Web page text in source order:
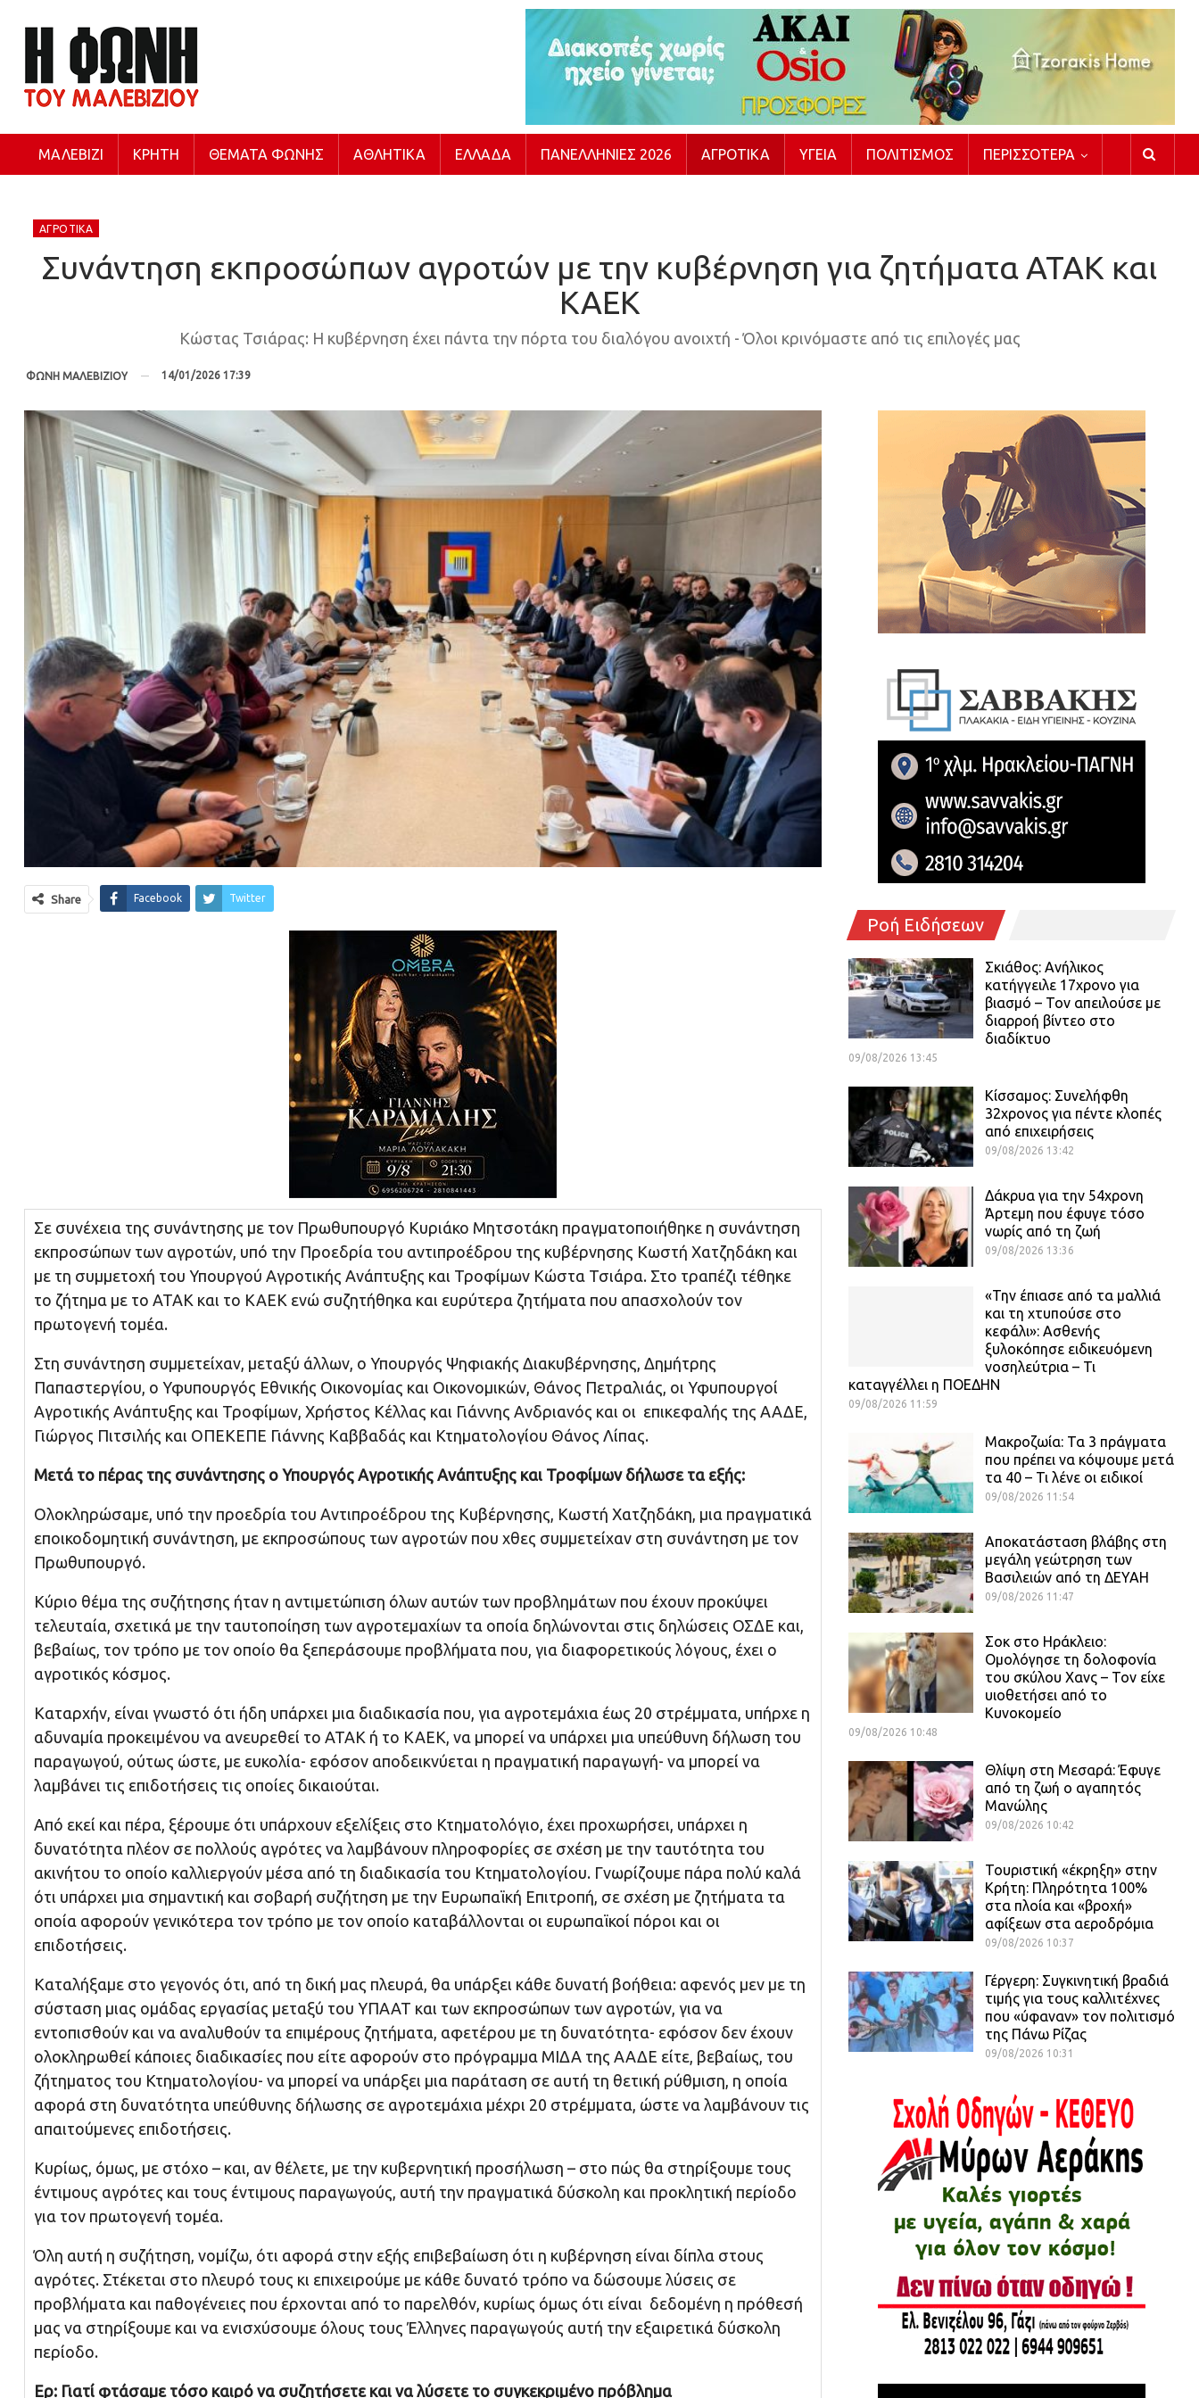
ΜΑΛΕΒΊΖΙ ΚΡΉΤΗ ΘΈΜΑΤΑ ΦΩΝΉΣ ΑΘΛΗΤΙΚΆ ΕΛΛΆΔΑ ΠΑΝΕΛΛΉΝΙΕΣ 2026 ΑΓΡΟΤΙΚΆ ΥΓΕΊΑ ΠΟΛΙΤΙΣΜΌΣ ΠΕΡΙΣΣΌΤΕΡΑ
ΑΓΡΟΤΙΚΆ
Συνάντηση εκπροσώπων αγροτών με την κυβέρνηση για ζητήματα ΑΤΑΚ και
ΚΑΕΚ
Κώστας Τσιάρας: Η κυβέρνηση έχει πάντα την πόρτα του διαλόγου ανοιχτή - Όλοι κρινόμαστε από τις επιλογές μας
ΦΩΝΗ ΜΑΛΕΒΙΖΙΟΥ 14/01/2026 17:39
Share Facebook Twitter
Σε συνέχεια της συνάντησης με τον Πρωθυπουργό Κυριάκο Μητσοτάκη πραγματοποιήθηκε η συνάντηση
εκπροσώπων των αγροτών, υπό την Προεδρία του αντιπροέδρου της κυβέρνησης Κωστή Χατζηδάκη και
με τη συμμετοχή του Υπουργού Αγροτικής Ανάπτυξης και Τροφίμων Κώστα Τσιάρα. Στο τραπέζι τέθηκε
το ζήτημα με το ΑΤΑΚ και το ΚΑΕΚ ενώ συζητήθηκα και ευρύτερα ζητήματα που απασχολούν τον
πρωτογενή τομέα.
Στη συνάντηση συμμετείχαν, μεταξύ άλλων, ο Υπουργός Ψηφιακής Διακυβέρνησης, Δημήτρης
Παπαστεργίου, ο Υφυπουργός Εθνικής Οικονομίας και Οικονομικών, Θάνος Πετραλιάς, οι Υφυπουργοί
Αγροτικής Ανάπτυξης και Τροφίμων, Χρήστος Κέλλας και Γιάννης Ανδριανός και οι επικεφαλής της ΑΑΔΕ,
Γιώργος Πιτσιλής και ΟΠΕΚΕΠΕ Γιάννης Καββαδάς και Κτηματολογίου Θάνος Λίπας.
Μετά το πέρας της συνάντησης ο Υπουργός Αγροτικής Ανάπτυξης και Τροφίμων δήλωσε τα εξής:
Ολοκληρώσαμε, υπό την προεδρία του Αντιπροέδρου της Κυβέρνησης, Κωστή Χατζηδάκη, μια πραγματικά
εποικοδομητική συνάντηση, με εκπροσώπους των αγροτών που χθες συμμετείχαν στη συνάντηση με τον
Πρωθυπουργό.
Κύριο θέμα της συζήτησης ήταν η αντιμετώπιση όλων αυτών των προβλημάτων που έχουν προκύψει
τελευταία, σχετικά με την ταυτοποίηση των αγροτεμαχίων τα οποία δηλώνονται στις δηλώσεις ΟΣΔΕ και,
βεβαίως, τον τρόπο με τον οποίο θα ξεπεράσουμε προβλήματα που, για διαφορετικούς λόγους, έχει ο
αγροτικός κόσμος.
Καταρχήν, είναι γνωστό ότι ήδη υπάρχει μια διαδικασία που, για αγροτεμάχια έως 20 στρέμματα, υπήρχε η
αδυναμία προκειμένου να ανευρεθεί το ΑΤΑΚ ή το ΚΑΕΚ, να μπορεί να υπάρχει μια υπεύθυνη δήλωση του
παραγωγού, ούτως ώστε, με ευκολία- εφόσον αποδεικνύεται η πραγματική παραγωγή- να μπορεί να
λαμβάνει τις επιδοτήσεις τις οποίες δικαιούται.
Από εκεί και πέρα, ξέρουμε ότι υπάρχουν εξελίξεις στο Κτηματολόγιο, έχει προχωρήσει, υπάρχει η
δυνατότητα πλέον σε πολλούς αγρότες να λαμβάνουν πληροφορίες σε σχέση με την ταυτότητα του
ακινήτου το οποίο καλλιεργούν μέσα από τη διαδικασία του Κτηματολογίου. Γνωρίζουμε πάρα πολύ καλά
ότι υπάρχει μια σημαντική και σοβαρή συζήτηση με την Ευρωπαϊκή Επιτροπή, σε σχέση με ζητήματα τα
οποία αφορούν γενικότερα τον τρόπο με τον οποίο καταβάλλονται οι ευρωπαϊκοί πόροι και οι
επιδοτήσεις.
Καταλήξαμε στο γεγονός ότι, από τη δική μας πλευρά, θα υπάρξει κάθε δυνατή βοήθεια: αφενός μεν με τη
σύσταση μιας ομάδας εργασίας μεταξύ του ΥΠΑΑΤ και των εκπροσώπων των αγροτών, για να
εντοπισθούν και να αναλυθούν τα επιμέρους ζητήματα, αφετέρου με τη δυνατότητα- εφόσον δεν έχουν
ολοκληρωθεί κάποιες διαδικασίες που είτε αφορούν στο πρόγραμμα ΜΙΔΑ της ΑΑΔΕ είτε, βεβαίως, του
ζήτηματος του Κτηματολογίου- να μπορεί να υπάρξει μια παράταση σε αυτή τη θετική ρύθμιση, η οποία
αφορά στη δυνατότητα υπεύθυνης δήλωσης σε αγροτεμάχια μέχρι 20 στρέμματα, ώστε να λαμβάνουν τις
απαιτούμενες επιδοτήσεις.
Κυρίως, όμως, με στόχο – και, αν θέλετε, με την κυβερνητική προσήλωση – στο πώς θα στηρίξουμε τους
έντιμους αγρότες και τους έντιμους παραγωγούς, αυτή την πραγματικά δύσκολη και προκλητική περίοδο
για τον πρωτογενή τομέα.
Όλη αυτή η συζήτηση, νομίζω, ότι αφορά στην εξής επιβεβαίωση ότι η κυβέρνηση είναι δίπλα στους
αγρότες. Στέκεται στο πλευρό τους κι επιχειρούμε με κάθε δυνατό τρόπο να δώσουμε λύσεις σε
προβλήματα και παθογένειες που έρχονται από το παρελθόν, κυρίως όμως ότι είναι δεδομένη η πρόθεσή
μας να στηρίξουμε και να ενισχύσουμε όλους τους Έλληνες παραγωγούς αυτή την εξαιρετικά δύσκολη
περίοδο.
Ερ: Γιατί φτάσαμε τόσο καιρό να συζητήσετε και να λύσετε το συγκεκριμένο πρόβλημα
Ροή Ειδήσεων
Σκιάθος: Ανήλικος
κατήγγειλε 17χρονο για
βιασμό – Τον απειλούσε με
διαρροή βίντεο στο
διαδίκτυο
09/08/2026 13:45
Κίσσαμος: Συνελήφθη
32χρονος για πέντε κλοπές
από επιχειρήσεις
09/08/2026 13:42
Δάκρυα για την 54χρονη
Άρτεμη που έφυγε τόσο
νωρίς από τη ζωή
09/08/2026 13:36
«Την έπιασε από τα μαλλιά
και τη χτυπούσε στο
κεφάλι»: Ασθενής
ξυλοκόπησε ειδικευόμενη
νοσηλεύτρια – Τι
καταγγέλλει η ΠΟΕΔΗΝ
09/08/2026 11:59
Μακροζωία: Τα 3 πράγματα
που πρέπει να κόψουμε μετά
τα 40 – Τι λένε οι ειδικοί
09/08/2026 11:54
Αποκατάσταση βλάβης στη
μεγάλη γεώτρηση των
Βασιλειών από τη ΔΕΥΑΗ
09/08/2026 11:47
Σοκ στο Ηράκλειο:
Ομολόγησε τη δολοφονία
του σκύλου Χανς – Τον είχε
υιοθετήσει από το
Κυνοκομείο
09/08/2026 10:48
Θλίψη στη Μεσαρά: Έφυγε
από τη ζωή ο αγαπητός
Μανώλης
09/08/2026 10:42
Τουριστική «έκρηξη» στην
Κρήτη: Πληρότητα 100%
στα πλοία και «βροχή»
αφίξεων στα αεροδρόμια
09/08/2026 10:37
Γέργερη: Συγκινητική βραδιά
τιμής για τους καλλιτέχνες
που «ύφαναν» τον πολιτισμό
της Πάνω Ρίζας
09/08/2026 10:31